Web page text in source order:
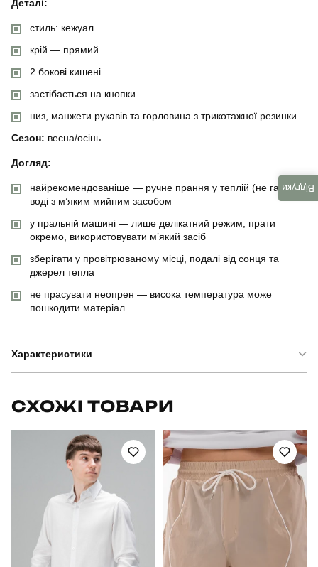
Деталі:
стиль: кежуал
крій — прямий
2 бокові кишені
застібається на кнопки
низ, манжети рукавів та горловина з трикотажної резинки
Сезон: весна/осінь
Догляд:
найрекомендованіше — ручне прання у теплій (не гарячій)
воді з м’яким мийним засобом
у пральній машині — лише делікатний режим, прати
окремо, використовувати м’який засіб
зберігати у провітрюваному місці, подалі від сонця та
джерел тепла
не прасувати неопрен — висока температура може
пошкодити матеріал
Характеристики
OWbb29473XLba
бомбер
Призначення для повсякденного носіння
Стать чоловічий
СХОЖІ ТОВАРИ
Відгуки